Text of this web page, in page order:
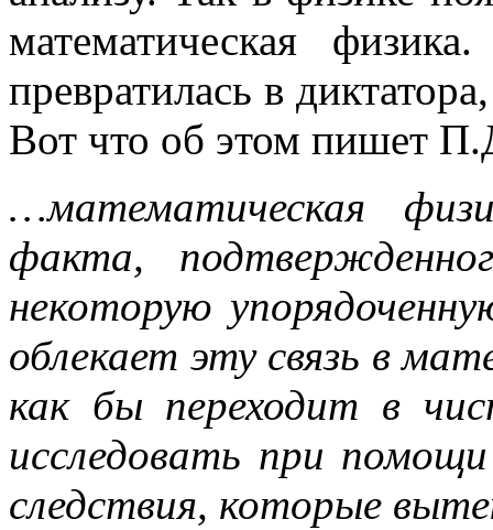
математическая
превратилась в
Вот что об этом пишет
…математическая
факта,
некоторую
облекает эту связь в
как бы переходит в
исследовать при
следствия, которые